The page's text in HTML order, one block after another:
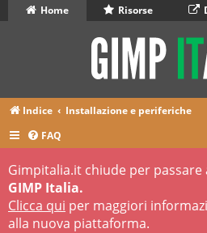
Home Risorse
Indice Installazione e periferiche
FAQ
Gimpitalia.it chiude per passare
GIMP Italia.
Clicca qui per maggiori
alla nuova piattaforma.